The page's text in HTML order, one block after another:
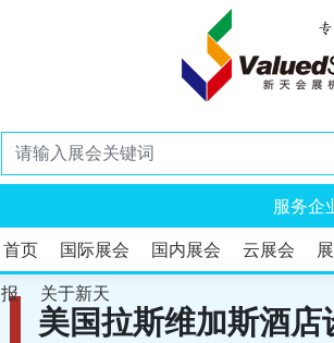
服务企
首页
国际展会 国内展会 云展会
报
关于新天
美国拉斯维加斯酒店